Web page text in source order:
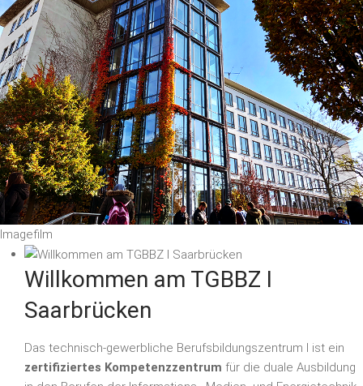
Imagefilm
Willkommen am TGBBZ I
Saarbrücken
Das technisch-gewerbliche Berufsbildungszentrum I ist ein
zertifiziertes Kompetenzzentrum für die duale Ausbildung